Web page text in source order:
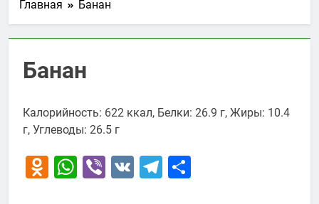
Главная Банан
Банан
Калорийность: 622 ккал, Белки: 26.9 г, Жиры: 10.4
г, Углеводы: 26.5 г
Odnoklassniki
WhatsApp
Viber
VK Telegram